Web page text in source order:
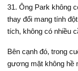
31. Ông Park không
thay đổi mang tính
tích, không có nhiều
Bên cạnh đó, trong
gương mặt không hề